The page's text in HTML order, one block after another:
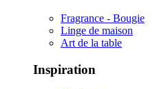
Fragrance - Bougie
Linge de maison
Art de la table
Inspiration